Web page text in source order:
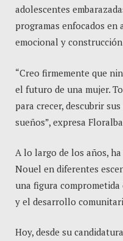
adolescentes
programas enfocados en
emocional y
“Creo firmemente que
el futuro de una mujer.
para crecer, descubrir
sueños”, expresa
A lo largo de los años,
Nouel en diferentes
una figura
y el desarrollo
Hoy, desde su